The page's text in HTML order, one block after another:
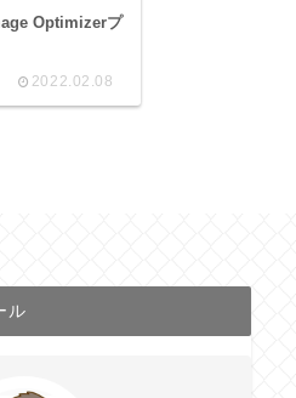
Optimizerプ
2022.02.08
ル